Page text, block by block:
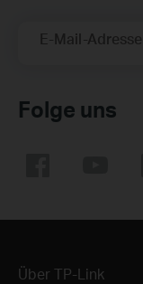
E-Mail-Adresse
Folge uns
Über TP-Link